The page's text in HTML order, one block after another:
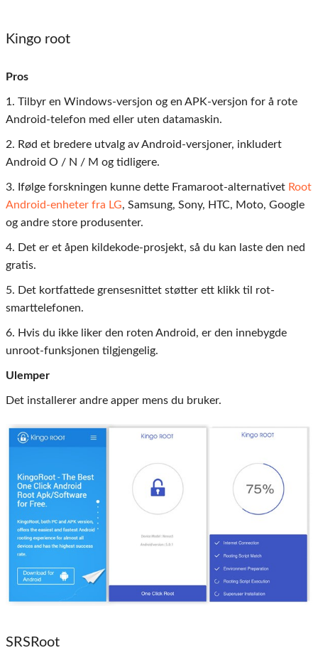
Kingo root
Pros
1. Tilbyr en Windows-versjon og en APK-versjon for å rote
Android-telefon med eller uten datamaskin.
2. Rød et bredere utvalg av Android-versjoner, inkludert
Android O / N / M og tidligere.
3. Ifølge forskningen kunne dette Framaroot-alternativet Root
Android-enheter fra LG, Samsung, Sony, HTC, Moto, Google
og andre store produsenter.
4. Det er et åpen kildekode-prosjekt, så du kan laste den ned
gratis.
5. Det kortfattede grensesnittet støtter ett klikk til rot-
smarttelefonen.
6. Hvis du ikke liker den roten Android, er den innebygde
unroot-funksjonen tilgjengelig.
Ulemper
Det installerer andre apper mens du bruker.
SRSRoot